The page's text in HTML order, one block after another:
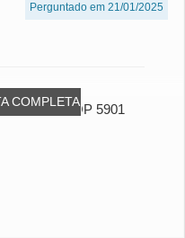
Perguntado em 21/01/2025
COMPLETA
com CFOP 5901